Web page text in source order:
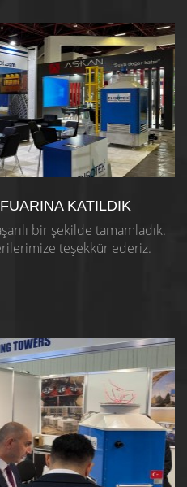
KATILDIK
bir şekilde tamamladık.
teşekkür ederiz.